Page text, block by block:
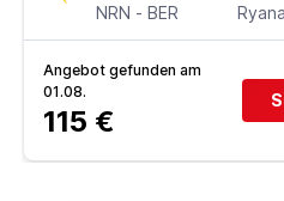
NRN - BER
Angebot gefunden am
01.08.
115 €